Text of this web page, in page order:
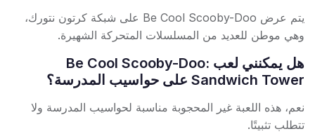
يتم عرض Be Cool Scooby-Doo على شبكة كرتون نتورك،
وهي موطن للعديد من المسلسلات المتحركة الشهيرة.
هل يمكنني لعب Be Cool Scooby-Doo:
Sandwich Tower على حواسيب المدرسة؟
نعم، هذه اللعبة غير المحجوبة مناسبة لحواسيب المدرسة ولا
تتطلب تثبيتًا.